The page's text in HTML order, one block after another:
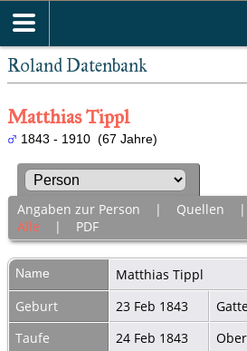
Roland Datenbank
Matthias Tippl
1843 - 1910 (67 Jahre)
Angaben zur Person | Quellen
Alle | PDF
Name Matthias Tippl
Geburt
23 Feb 1843
Taufe
24 Feb 1843